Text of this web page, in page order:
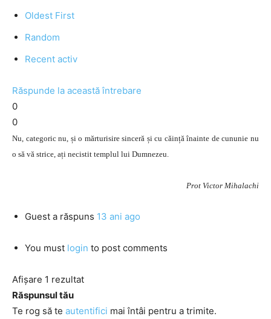
Oldest First
Random
Recent activ
Răspunde la această întrebare
0
0
Nu, categoric nu, și o mărturisire sinceră și cu căință înainte de cununie nu
o să vă strice, ați necistit templul lui Dumnezeu.
Prot Victor Mihalachi
Guest a răspuns 13 ani ago
You must login to post comments
Afișare 1 rezultat
Răspunsul tău
Te rog să te autentifici mai întâi pentru a trimite.